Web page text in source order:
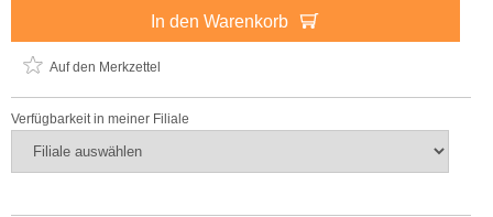
In den Warenkorb
Auf den Merkzettel
Verfügbarkeit in meiner Filiale